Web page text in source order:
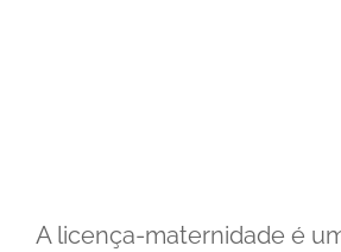
A licença-maternidade é